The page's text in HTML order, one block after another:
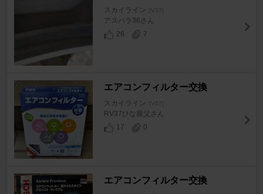
スカイライン [V37]
アスパラ36さん
26
7
エアコンフィルター交換
スカイライン [V37]
RV37ひな親父さん
17
0
エアコンフィルター交換